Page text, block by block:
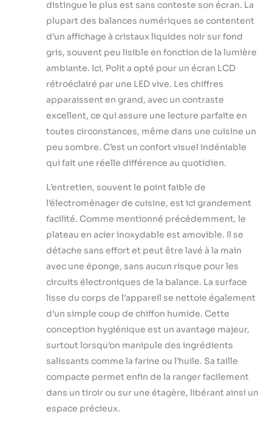
distingue le plus est sans conteste son écran. La
plupart des balances numériques se contentent
d’un affichage à cristaux liquides noir sur fond
gris, souvent peu lisible en fonction de la lumière
ambiante. Ici, Polit a opté pour un écran LCD
rétroéclairé par une LED vive. Les chiffres
apparaissent en grand, avec un contraste
excellent, ce qui assure une lecture parfaite en
toutes circonstances, même dans une cuisine un
peu sombre. C’est un confort visuel indéniable
qui fait une réelle différence au quotidien.
L’entretien, souvent le point faible de
l’électroménager de cuisine, est ici grandement
facilité. Comme mentionné précédemment, le
plateau en acier inoxydable est amovible. Il se
détache sans effort et peut être lavé à la main
avec une éponge, sans aucun risque pour les
circuits électroniques de la balance. La surface
lisse du corps de l’appareil se nettoie également
d’un simple coup de chiffon humide. Cette
conception hygiénique est un avantage majeur,
surtout lorsqu’on manipule des ingrédients
salissants comme la farine ou l’huile. Sa taille
compacte permet enfin de la ranger facilement
dans un tiroir ou sur une étagère, libérant ainsi un
espace précieux.